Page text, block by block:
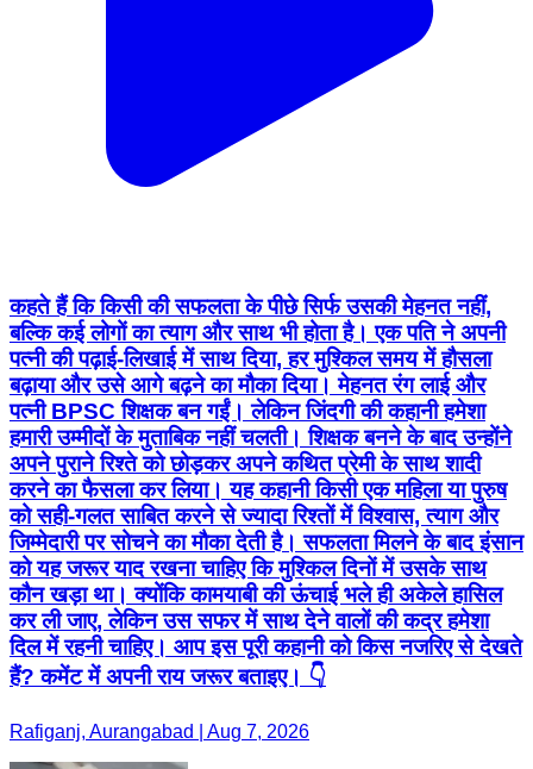
कहते हैं कि किसी की सफलता के पीछे सिर्फ उसकी मेहनत नहीं,
बल्कि कई लोगों का त्याग और साथ भी होता है। एक पति ने अपनी
पत्नी की पढ़ाई-लिखाई में साथ दिया, हर मुश्किल समय में हौसला
बढ़ाया और उसे आगे बढ़ने का मौका दिया। मेहनत रंग लाई और
पत्नी BPSC शिक्षक बन गईं। लेकिन जिंदगी की कहानी हमेशा
हमारी उम्मीदों के मुताबिक नहीं चलती। शिक्षक बनने के बाद उन्होंने
अपने पुराने रिश्ते को छोड़कर अपने कथित प्रेमी के साथ शादी
करने का फैसला कर लिया। यह कहानी किसी एक महिला या पुरुष
को सही-गलत साबित करने से ज्यादा रिश्तों में विश्वास, त्याग और
जिम्मेदारी पर सोचने का मौका देती है। सफलता मिलने के बाद इंसान
को यह जरूर याद रखना चाहिए कि मुश्किल दिनों में उसके साथ
कौन खड़ा था। क्योंकि कामयाबी की ऊंचाई भले ही अकेले हासिल
कर ली जाए, लेकिन उस सफर में साथ देने वालों की कद्र हमेशा
दिल में रहनी चाहिए। आप इस पूरी कहानी को किस नजरिए से देखते
हैं? कमेंट में अपनी राय जरूर बताइए। 👇
Rafiganj, Aurangabad | Aug 7, 2026